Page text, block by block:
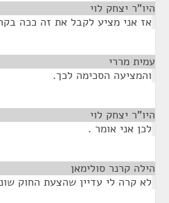
היו"ר יצחק לוי
אז אני מציע לקבל את זה ככה
עמית מררי
והמציעה הסכימה לכך.
היו"ר יצחק לוי
לכן אני אומר .
הילה קרנר סולימאן
לא קרה לי עדיין שהצעת החוק